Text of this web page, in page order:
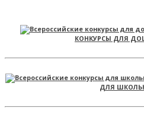
КОНКУРСЫ ДЛЯ
ДЛЯ